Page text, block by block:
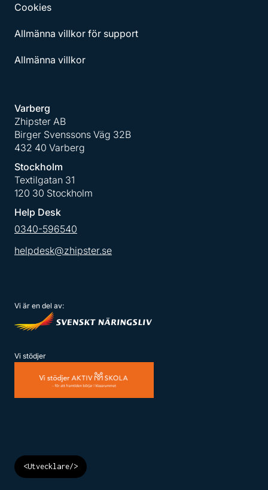
Cookies
Allmänna villkor för support
Allmänna villkor
Varberg
Zhipster AB
Birger Svenssons Väg 32B
432 40 Varberg
Stockholm
Textilgatan 31
120 30 Stockholm
Help Desk
0340-596540
helpdesk@zhipster.se
Vi är en del av:
Vi stödjer
<Utvecklare/>